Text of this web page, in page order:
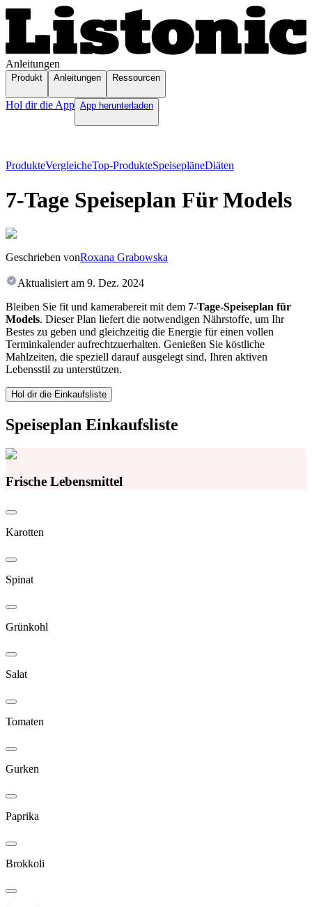
Anleitungen
Produkt Anleitungen Ressourcen
Hol dir die App App herunterladen
ProdukteVergleicheTop-ProdukteSpeisepläneDiäten
7-Tage Speiseplan Für Models
Geschrieben vonRoxana Grabowska
Aktualisiert am 9. Dez. 2024
Bleiben Sie fit und kamerabereit mit dem 7-Tage-Speiseplan für
Models. Dieser Plan liefert die notwendigen Nährstoffe, um Ihr
Bestes zu geben und gleichzeitig die Energie für einen vollen
Terminkalender aufrechtzuerhalten. Genießen Sie köstliche
Mahlzeiten, die speziell darauf ausgelegt sind, Ihren aktiven
Lebensstil zu unterstützen.
Hol dir die Einkaufsliste
Speiseplan Einkaufsliste
Frische Lebensmittel
Karotten
Spinat
Grünkohl
Salat
Tomaten
Gurken
Paprika
Brokkoli